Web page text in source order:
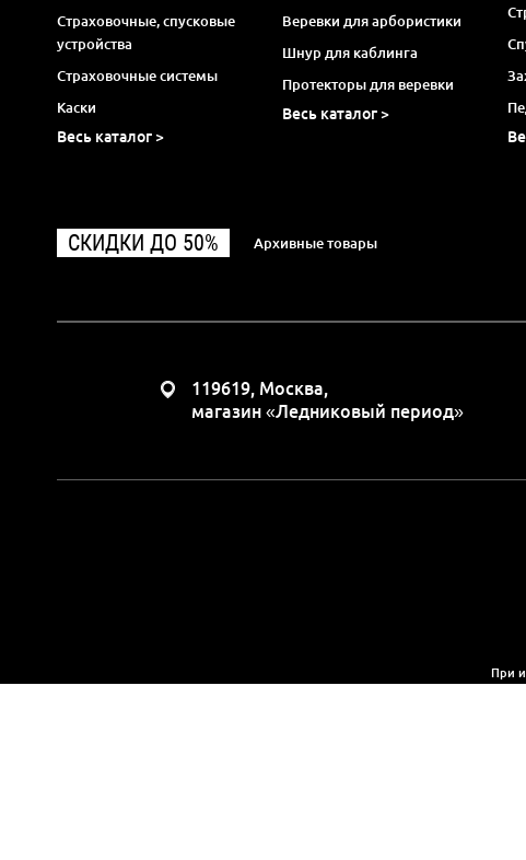
Страховочные, спусковые
устройства
Страховочные системы
Каски
Весь каталог >
Веревки для арбористики
Шнур для каблинга
Протекторы для веревки
Весь каталог >
СКИДКИ ДО 50% Архивные товары
119619, Москва,
магазин «Ледниковый период»
При